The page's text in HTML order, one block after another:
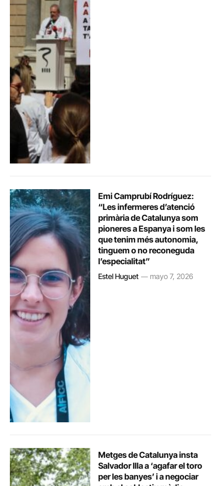
Emi Camprubí Rodríguez:
“Les infermeres d’atenció
primària de Catalunya som
pioneres a Espanya i som les
que tenim més autonomia,
tinguem o no reconeguda
l’especialitat”
Estel Huguet mayo 7, 2026
Metges de Catalunya insta
Salvador Illa a ‘agafar el toro
per les banyes’ i a negociar